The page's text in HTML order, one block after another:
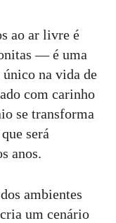
ao ar livre é
— é uma
na vida de
com carinho
se transforma
será
anos.
ambientes
um cenário